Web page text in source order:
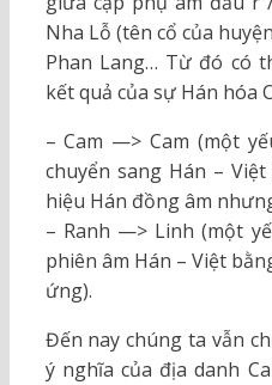
Nha Lỗ (tên cổ của
Phan Lang… Từ đó có
kết quả của sự Hán hóa
– Cam —> Cam (một
chuyển sang Hán –
hiệu Hán đồng âm
– Ranh —> Linh (một
phiên âm Hán – Việt
ứng).
Đến nay chúng ta vẫn
ý nghĩa của địa danh